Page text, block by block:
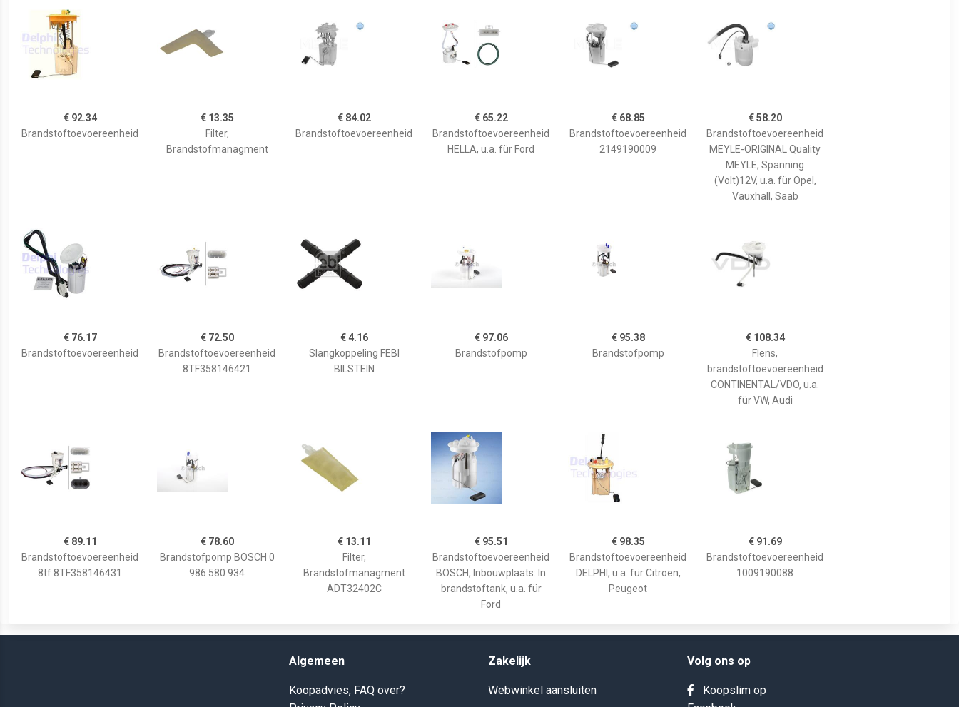
€ 92.34
Brandstoftoevoereenheid
€ 13.35
Filter,
Brandstofmanagment
€ 84.02
Brandstoftoevoereenheid
€ 65.22
Brandstoftoevoereenheid
HELLA, u.a. für Ford
€ 68.85
Brandstoftoevoereenheid
2149190009
€ 58.20
Brandstoftoevoereenheid
MEYLE-ORIGINAL Quality
MEYLE, Spanning
(Volt)12V, u.a. für Opel,
Vauxhall, Saab
€ 76.17
Brandstoftoevoereenheid
€ 72.50
Brandstoftoevoereenheid
8TF358146421
€ 4.16
Slangkoppeling FEBI
BILSTEIN
€ 97.06
Brandstofpomp
€ 95.38
Brandstofpomp
€ 108.34
Flens,
brandstoftoevoereenheid
CONTINENTAL/VDO, u.a.
für VW, Audi
€ 89.11
Brandstoftoevoereenheid
8tf 8TF358146431
€ 78.60
Brandstofpomp BOSCH 0
986 580 934
€ 13.11
Filter,
Brandstofmanagment
ADT32402C
€ 95.51
Brandstoftoevoereenheid
BOSCH, Inbouwplaats: In
brandstoftank, u.a. für
Ford
€ 98.35
Brandstoftoevoereenheid
DELPHI, u.a. für Citroën,
Peugeot
€ 91.69
Brandstoftoevoereenheid
1009190088
Algemeen
Koopadvies, FAQ over?
Zakelijk
Webwinkel aansluiten
Volg ons op
Koopslim op